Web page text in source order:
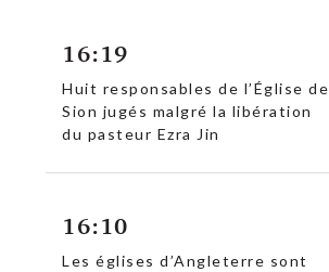
16:19
Huit responsables de l’Église de
Sion jugés malgré la libération
du pasteur Ezra Jin
16:10
Les églises d’Angleterre sont